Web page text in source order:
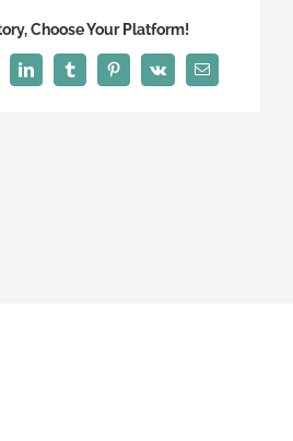
Choose Your Platform!
LinkedInTumblrPinterest
Vk
E-
Mail